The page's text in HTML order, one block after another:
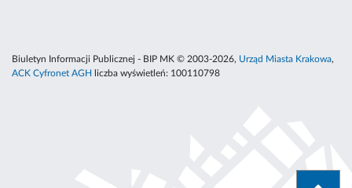
Biuletyn Informacji Publicznej - BIP MK © 2003-2026, Urząd Miasta Krakowa,
ACK Cyfronet AGH
liczba wyświetleń: 100110798